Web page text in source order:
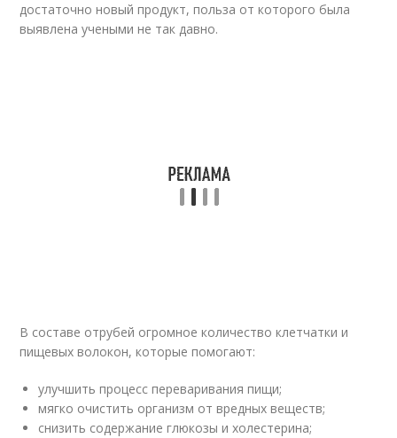
достаточно новый продукт, польза от которого была
выявлена учеными не так давно.
В составе отрубей огромное количество клетчатки и
пищевых волокон, которые помогают:
улучшить процесс переваривания пищи;
мягко очистить организм от вредных веществ;
снизить содержание глюкозы и холестерина;